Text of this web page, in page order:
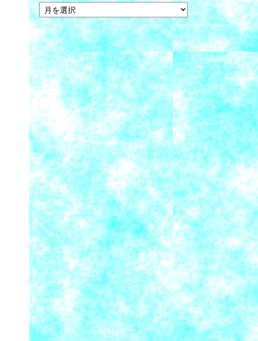
ー
は
コ
チ
ラ！！
過
去
の
記
事
は
コ
チ
ラ！！